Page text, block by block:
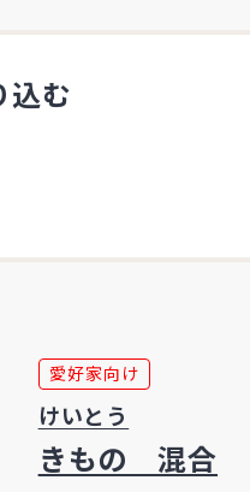
込む
愛好家向け
けいとう
きもの 混合